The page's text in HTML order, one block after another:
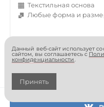
Текстильная основа
Любые форма и
Данный веб-сайт использует
сайтом, вы соглашаетесь с
конфиденциальности.
Принять